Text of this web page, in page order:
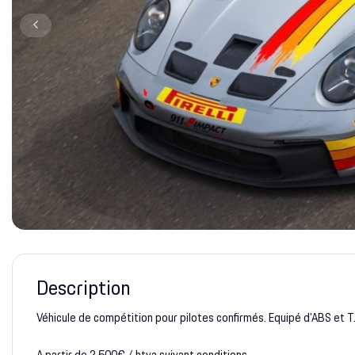
Description
Véhicule de compétition pour pilotes confirmés. Equipé d'ABS et